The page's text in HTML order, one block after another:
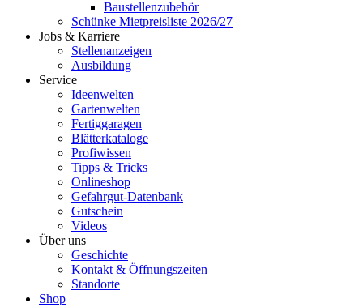
Baustellenzubehör
Schünke Mietpreisliste 2026/27
Jobs & Karriere
Stellenanzeigen
Ausbildung
Service
Ideenwelten
Gartenwelten
Fertiggaragen
Blätterkataloge
Profiwissen
Tipps & Tricks
Onlineshop
Gefahrgut-Datenbank
Gutschein
Videos
Über uns
Geschichte
Kontakt & Öffnungszeiten
Standorte
Shop